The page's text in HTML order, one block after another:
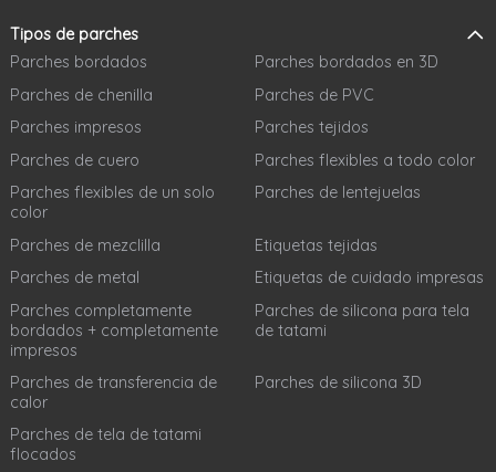
Tipos de parches
Parches bordados
Parches bordados en 3D
Parches de chenilla
Parches de PVC
Parches impresos
Parches tejidos
Parches de cuero
Parches flexibles a todo color
Parches flexibles de un solo
color
Parches de lentejuelas
Parches de mezclilla
Etiquetas tejidas
Parches de metal
Etiquetas de cuidado impresas
Parches completamente
bordados + completamente
impresos
Parches de silicona para tela
de tatami
Parches de transferencia de
calor
Parches de silicona 3D
Parches de tela de tatami
flocados